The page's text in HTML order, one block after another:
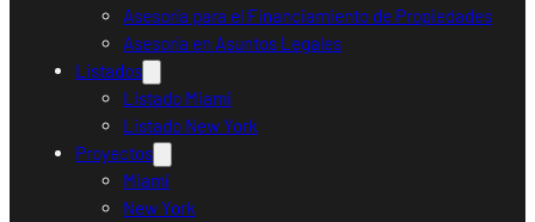
Asesoría para el Financiamiento de Propiedades
Asesoría en Asuntos Legales
Listados
Listado Miami
Listado New York
Proyectos
Miami
New York